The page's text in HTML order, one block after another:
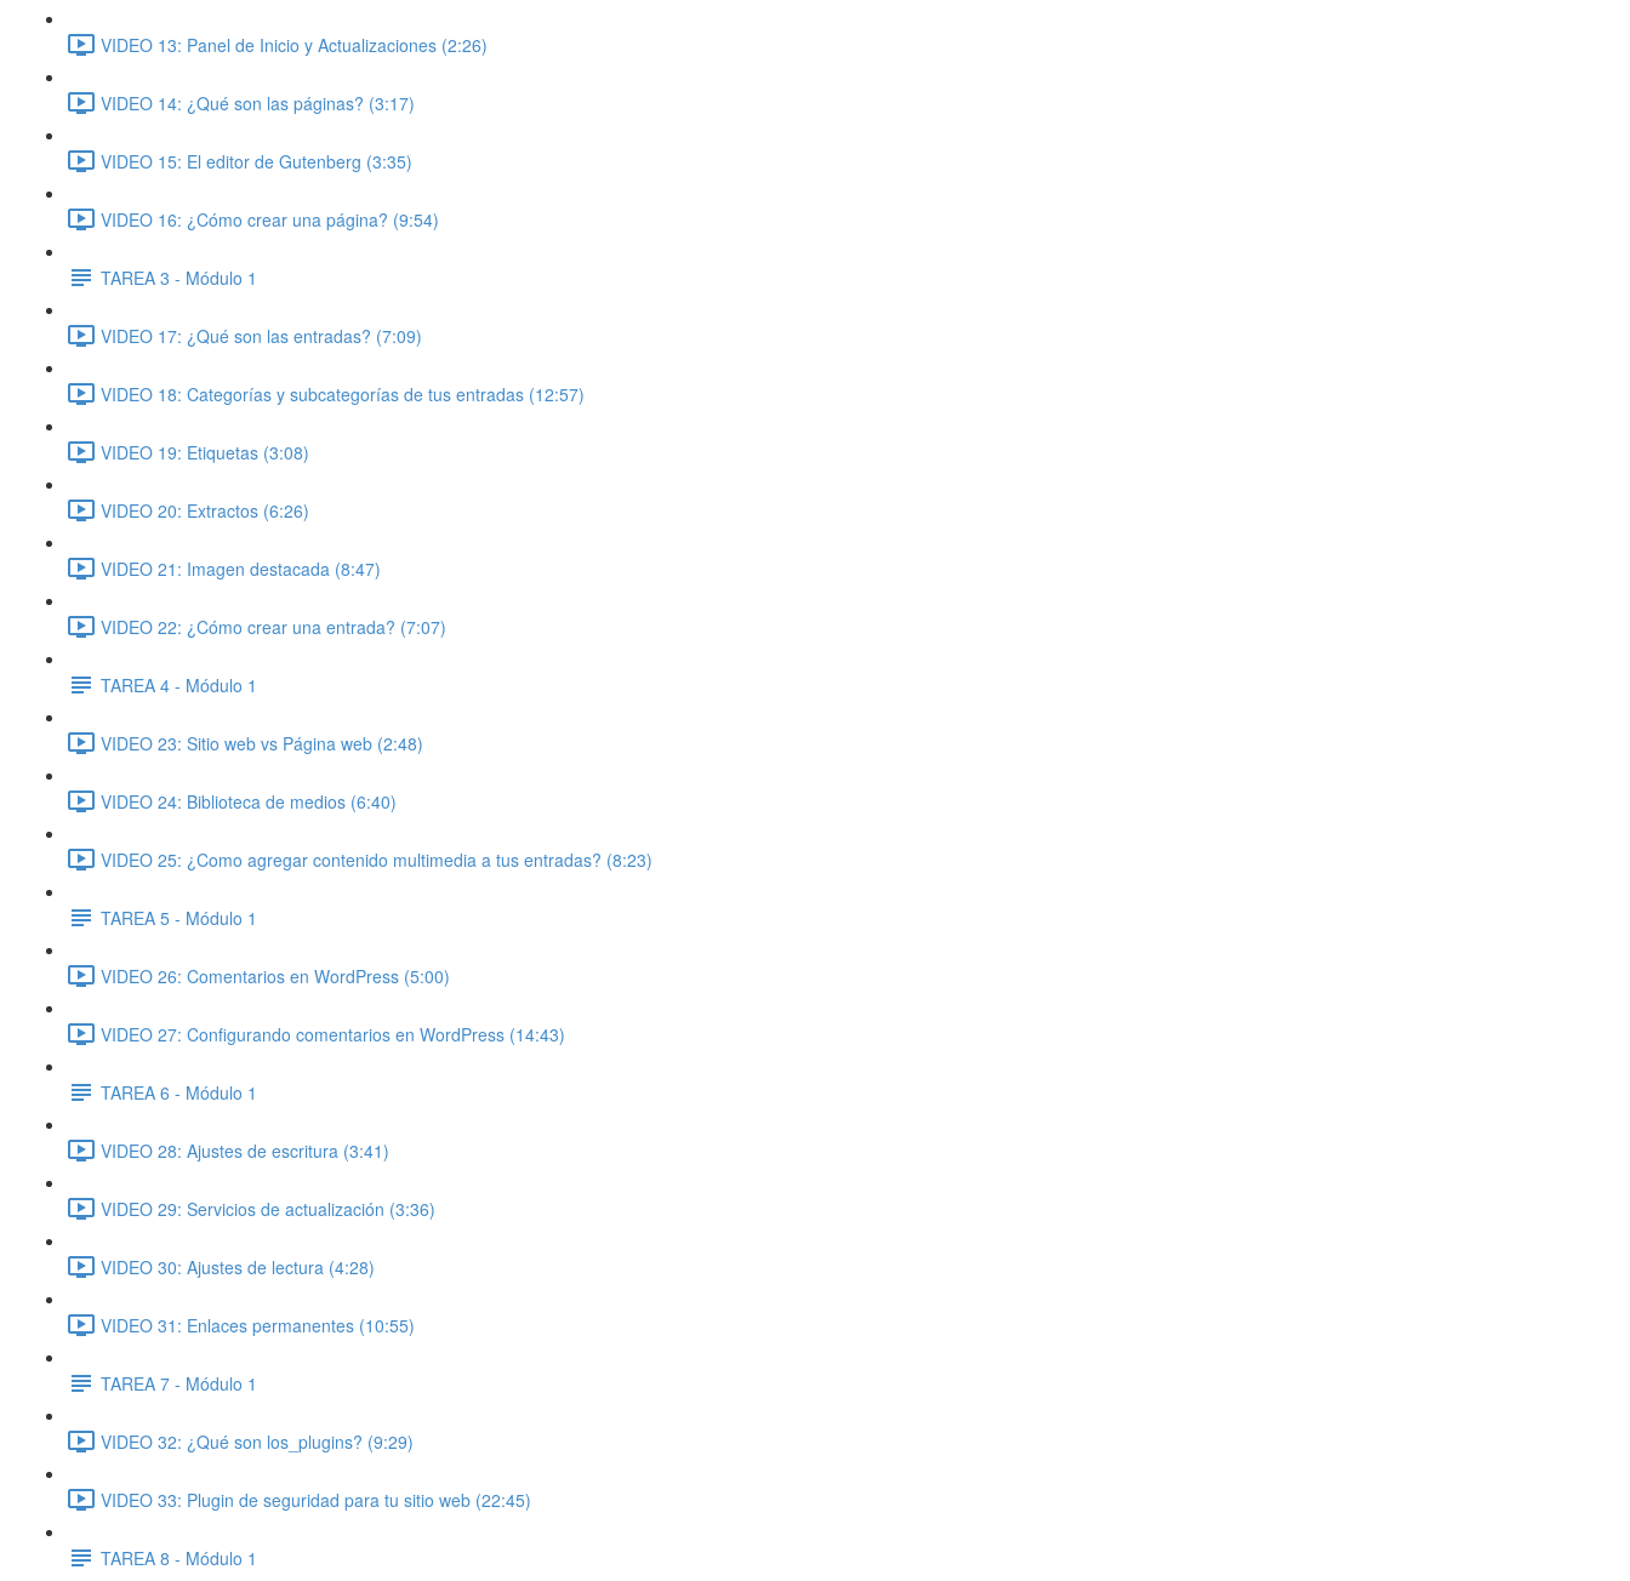
VIDEO 13: Panel de Inicio y Actualizaciones (2:26)
VIDEO 14: ¿Qué son las páginas? (3:17)
VIDEO 15: El editor de Gutenberg (3:35)
VIDEO 16: ¿Cómo crear una página? (9:54)
TAREA 3 - Módulo 1
VIDEO 17: ¿Qué son las entradas? (7:09)
VIDEO 18: Categorías y subcategorías de tus entradas (12:57)
VIDEO 19: Etiquetas (3:08)
VIDEO 20: Extractos (6:26)
VIDEO 21: Imagen destacada (8:47)
VIDEO 22: ¿Cómo crear una entrada? (7:07)
TAREA 4 - Módulo 1
VIDEO 23: Sitio web vs Página web (2:48)
VIDEO 24: Biblioteca de medios (6:40)
VIDEO 25: ¿Como agregar contenido multimedia a tus entradas? (8:23)
TAREA 5 - Módulo 1
VIDEO 26: Comentarios en WordPress (5:00)
VIDEO 27: Configurando comentarios en WordPress (14:43)
TAREA 6 - Módulo 1
VIDEO 28: Ajustes de escritura (3:41)
VIDEO 29: Servicios de actualización (3:36)
VIDEO 30: Ajustes de lectura (4:28)
VIDEO 31: Enlaces permanentes (10:55)
TAREA 7 - Módulo 1
VIDEO 32: ¿Qué son los_plugins? (9:29)
VIDEO 33: Plugin de seguridad para tu sitio web (22:45)
TAREA 8 - Módulo 1